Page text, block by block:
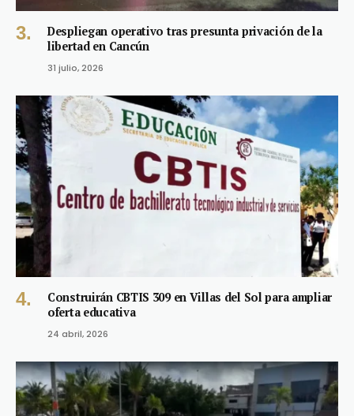
Despliegan operativo tras presunta privación de la
libertad en Cancún
31 julio, 2026
Construirán CBTIS 309 en Villas del Sol para ampliar
oferta educativa
24 abril, 2026